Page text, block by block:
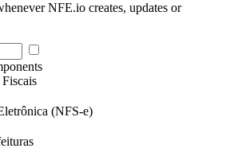
NFE.io creates, updates or
(NFS-e)